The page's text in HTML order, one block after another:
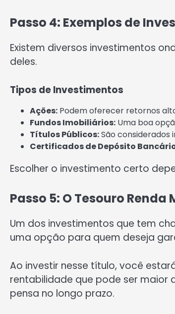
Passo 4: Exemplos de
Existem diversos investimentos
deles.
Tipos de Investimentos
Ações: Podem oferecer retornos
Fundos Imobiliários: Uma boa
Títulos Públicos:São considerados
Certificados de Depósito
Escolher o investimento certo
Passo 5: O Tesouro Renda
Um dos investimentos que tem
uma opção para quem deseja
Ao investir nesse título, você
rentabilidade que pode ser maior
pensa no longo prazo.